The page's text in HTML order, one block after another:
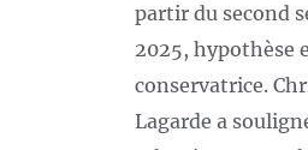
partir du second
2025, hypothèse
conservatrice.
Lagarde a